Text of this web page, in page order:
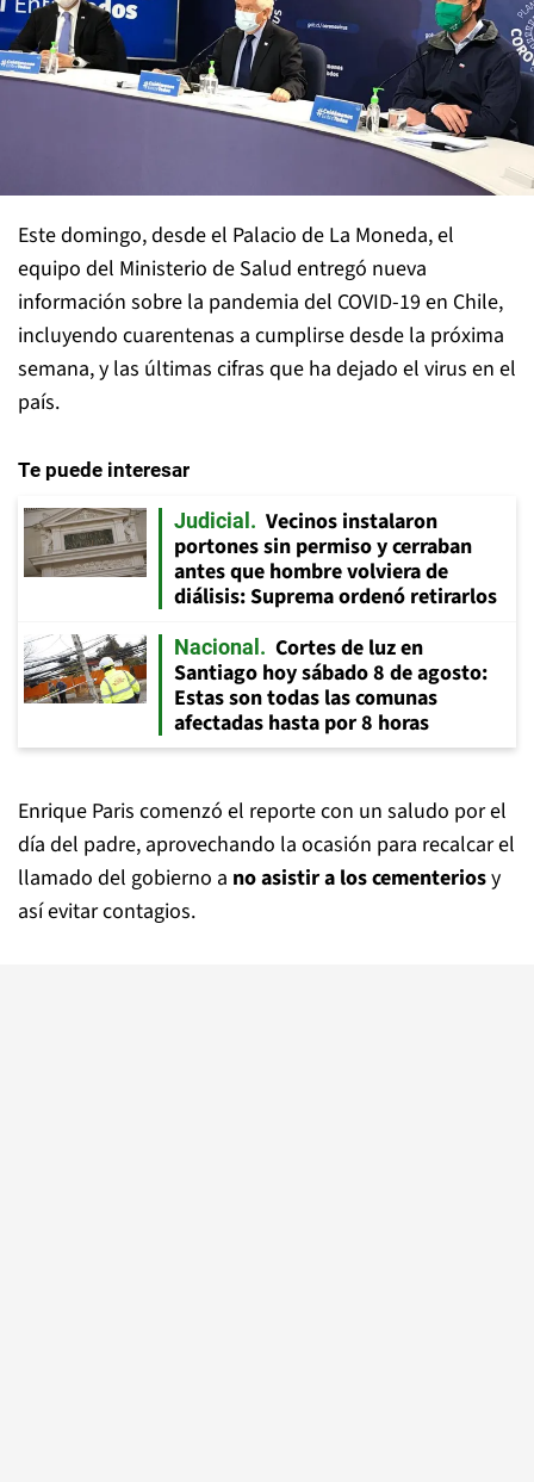
Este domingo, desde el Palacio de La Moneda, el
equipo del Ministerio de Salud entregó nueva
información sobre la pandemia del COVID-19 en Chile,
incluyendo cuarentenas a cumplirse desde la próxima
semana, y las últimas cifras que ha dejado el virus en el
país.
Te puede interesar
Judicial
Vecinos instalaron
portones sin permiso y cerraban
antes que hombre volviera de
diálisis: Suprema ordenó retirarlos
Nacional
Cortes de luz en
Santiago hoy sábado 8 de agosto:
Estas son todas las comunas
afectadas hasta por 8 horas
Enrique Paris comenzó el reporte con un saludo por el
día del padre, aprovechando la ocasión para recalcar el
llamado del gobierno a no asistir a los cementeriosy
así evitar contagios.